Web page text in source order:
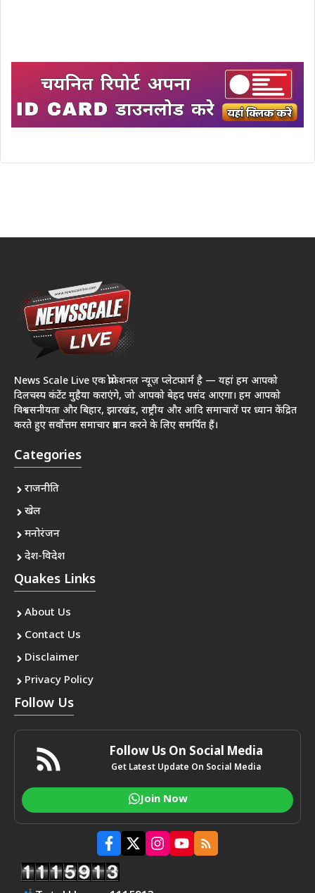
News Scale Live एक प्रोफेशनल न्यूज़ प्लेटफार्म है — यहां हम आपको
दिलचस्प कंटेंट मुहैया कराएंगे, जो आपको बेहद पसंद आएगा। हम आपको
विश्वसनीयता और बिहार, झारखंड, राष्ट्रीय और आदि समाचारों पर ध्यान केंद्रित
करते हुए सर्वोत्तम समाचार प्रदान करने के लिए समर्पित हैं।
Categories
राजनीति
खेल
मनोरंजन
देश-विदेश
Quakes Links
About Us
Contact Us
Disclaimer
Privacy Policy
Follow Us
Follow Us On Social Media
Get Latest Update On Social Media
Join Now